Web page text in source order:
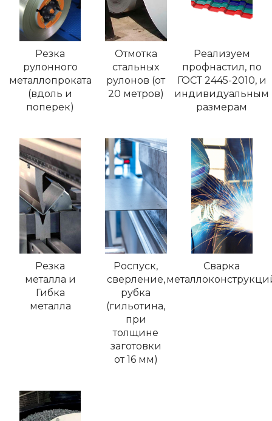
Резка
рулонного
металлопроката
(вдоль и
поперек)
Отмотка
стальных
рулонов (от
20 метров)
Реализуем
профнастил, по
ГОСТ 2445-2010, и
индивидуальным
размерам
Резка
металла и
Гибка
металла
Роспуск,
сверление,
рубка
(гильотина,
при
толщине
заготовки
от 16 мм)
Сварка